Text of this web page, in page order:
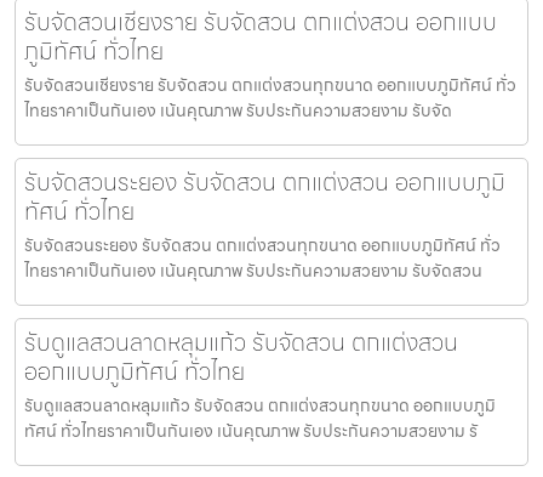
รับจัดสวนเชียงราย รับจัดสวน ตกแต่งสวน ออกแบบ
ภูมิทัศน์ ทั่วไทย
รับจัดสวนเชียงราย รับจัดสวน ตกแต่งสวนทุกขนาด ออกแบบภูมิทัศน์ ทั่ว
ไทยราคาเป็นกันเอง เน้นคุณภาพ รับประกันความสวยงาม รับจัด
รับจัดสวนระยอง รับจัดสวน ตกแต่งสวน ออกแบบภูมิ
ทัศน์ ทั่วไทย
รับจัดสวนระยอง รับจัดสวน ตกแต่งสวนทุกขนาด ออกแบบภูมิทัศน์ ทั่ว
ไทยราคาเป็นกันเอง เน้นคุณภาพ รับประกันความสวยงาม รับจัดสวน
รับดูแลสวนลาดหลุมแก้ว รับจัดสวน ตกแต่งสวน
ออกแบบภูมิทัศน์ ทั่วไทย
รับดูแลสวนลาดหลุมแก้ว รับจัดสวน ตกแต่งสวนทุกขนาด ออกแบบภูมิ
ทัศน์ ทั่วไทยราคาเป็นกันเอง เน้นคุณภาพ รับประกันความสวยงาม รั